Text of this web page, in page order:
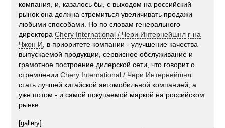
компания, и, казалось бы, с выходом на российский
рынок она должна стремиться увеличивать продажи
любыми способами. Но по словам генерального
директораChery International / Чери Интернейшнл г-на
Чжон И , в приоритете компании - улучшение качества
выпускаемой продукции, сервисное обслуживание и
грамотное построение дилерской сети, что говорит о
стремленииChery International / Чери Интернейшнл
стать лучшей китайской автомобильной компанией, а
уже потом - и самой покупаемой маркой на российском
рынке.
[gallery]